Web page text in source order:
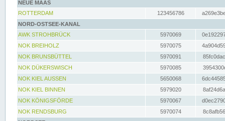
NEUE MAAS
ROTTERDAM
123456786
NORD-OSTSEE-KANAL
AWK STROHBRÜCK
5970069
NOK BREIHOLZ
5970075
NOK BRUNSBÜTTEL
5970091
NOK DÜKERSWISCH
5970085
NOK KIEL AUSSEN
5650068
NOK KIEL BINNEN
5979020
NOK KÖNIGSFÖRDE
5970067
NOK RENDSBURG
5970074